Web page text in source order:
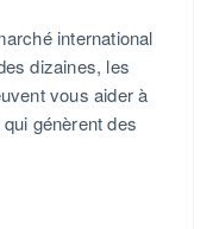
international
dizaines, les
vous aider à
génèrent des